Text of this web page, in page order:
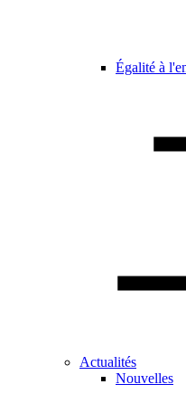
Égalité à
Actualités
Nouvelles